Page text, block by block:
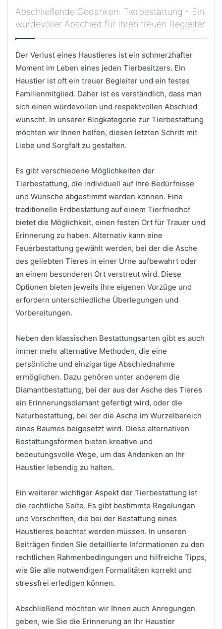
Abschließende Gedanken: Tierbestattung - Ein
würdevoller Abschied für Ihren treuen Begleiter
Der Verlust eines Haustieres ist ein schmerzhafter
Moment im Leben eines jeden Tierbesitzers. Ein
Haustier ist oft ein treuer Begleiter und ein festes
Familienmitglied. Daher ist es verständlich, dass man
sich einen würdevollen und respektvollen Abschied
wünscht. In unserer Blogkategorie zur Tierbestattung
möchten wir Ihnen helfen, diesen letzten Schritt mit
Liebe und Sorgfalt zu gestalten.
Es gibt verschiedene Möglichkeiten der
Tierbestattung, die individuell auf Ihre Bedürfnisse
und Wünsche abgestimmt werden können. Eine
traditionelle Erdbestattung auf einem Tierfriedhof
bietet die Möglichkeit, einen festen Ort für Trauer und
Erinnerung zu haben. Alternativ kann eine
Feuerbestattung gewählt werden, bei der die Asche
des geliebten Tieres in einer Urne aufbewahrt oder
an einem besonderen Ort verstreut wird. Diese
Optionen bieten jeweils ihre eigenen Vorzüge und
erfordern unterschiedliche Überlegungen und
Vorbereitungen.
Neben den klassischen Bestattungsarten gibt es auch
immer mehr alternative Methoden, die eine
persönliche und einzigartige Abschiednahme
ermöglichen. Dazu gehören unter anderem die
Diamantbestattung, bei der aus der Asche des Tieres
ein Erinnerungsdiamant gefertigt wird, oder die
Naturbestattung, bei der die Asche im Wurzelbereich
eines Baumes beigesetzt wird. Diese alternativen
Bestattungsformen bieten kreative und
bedeutungsvolle Wege, um das Andenken an Ihr
Haustier lebendig zu halten.
Ein weiterer wichtiger Aspekt der Tierbestattung ist
die rechtliche Seite. Es gibt bestimmte Regelungen
und Vorschriften, die bei der Bestattung eines
Haustieres beachtet werden müssen. In unseren
Beiträgen finden Sie detaillierte Informationen zu den
rechtlichen Rahmenbedingungen und hilfreiche Tipps,
wie Sie alle notwendigen Formalitäten korrekt und
stressfrei erledigen können.
Abschließend möchten wir Ihnen auch Anregungen
geben, wie Sie die Erinnerung an Ihr Haustier